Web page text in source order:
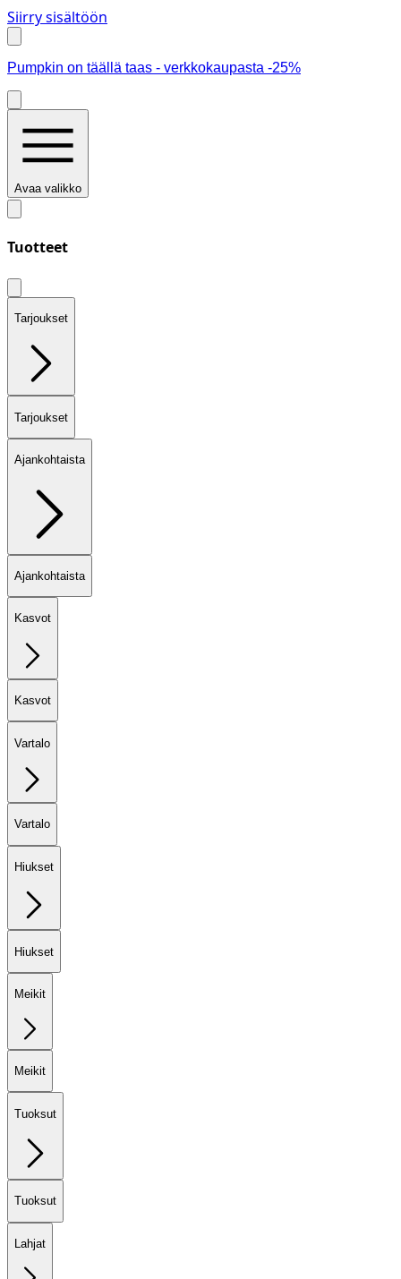
Siirry sisältöön
Pumpkin on täällä taas - verkkokaupasta -25%
Avaa valikko
Tuotteet
Tarjoukset
Tarjoukset
Ajankohtaista
Ajankohtaista
Kasvot
Kasvot
Vartalo
Vartalo
Hiukset
Hiukset
Meikit
Meikit
Tuoksut
Tuoksut
Lahjat